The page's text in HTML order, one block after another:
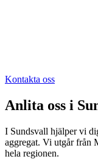
Kontakta oss
Anlita oss i
I Sundsvall hjälper vi
aggregat. Vi utgår från
hela regionen.